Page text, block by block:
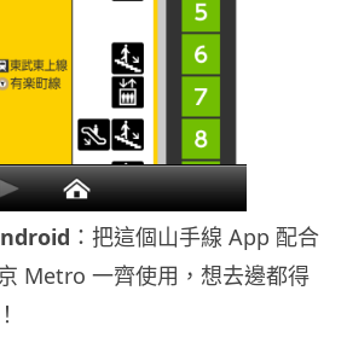
：把這個山手線 App 配合
Metro 一齊使用，想去邊都得